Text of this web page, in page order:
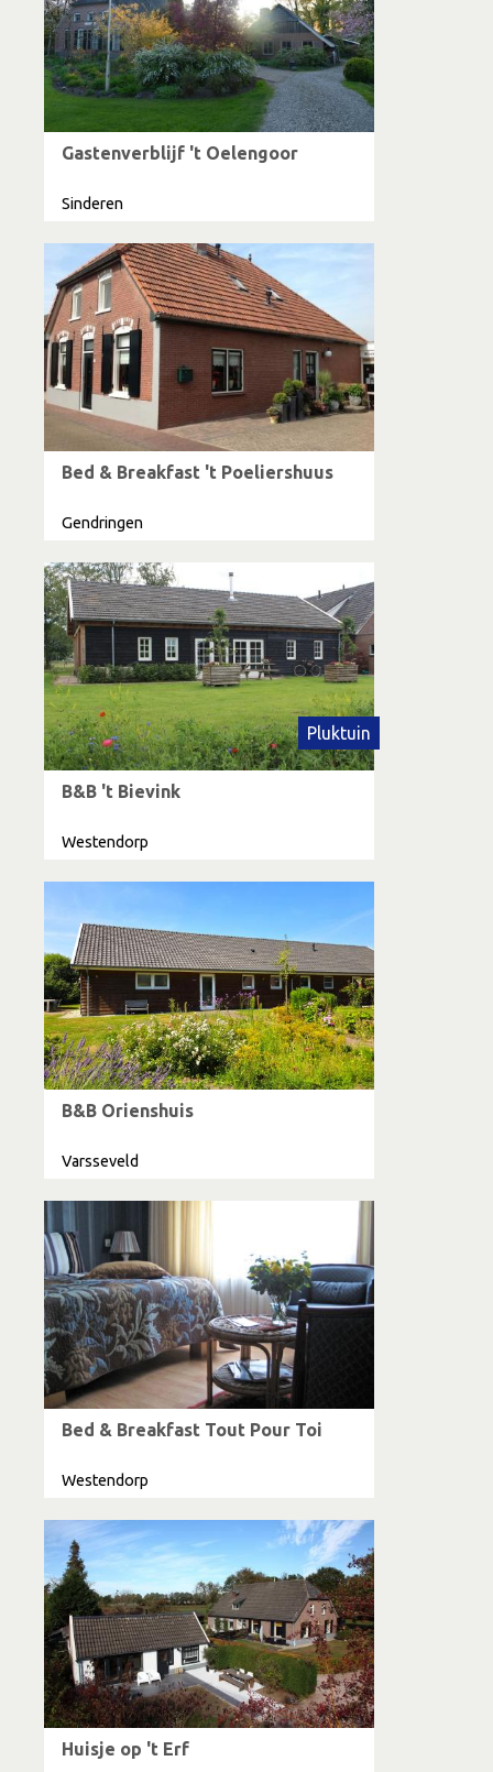
Gastenverblijf 't Oelengoor
Sinderen
Bed & Breakfast 't Poeliershuus
Gendringen
Pluktuin
B&B 't Bievink
Westendorp
B&B Orienshuis
Varsseveld
Bed & Breakfast Tout Pour Toi
Westendorp
Huisje op 't Erf